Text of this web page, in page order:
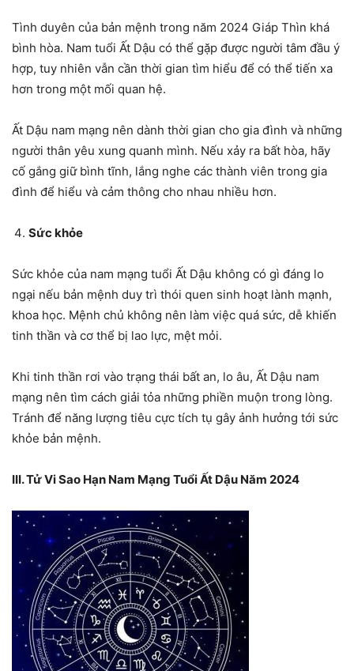
Tình duyên của bản mệnh trong năm 2024 Giáp Thìn khá
bình hòa. Nam tuổi Ất Dậu có thể gặp được người tâm đầu ý
hợp, tuy nhiên vẫn cần thời gian tìm hiểu để có thể tiến xa
hơn trong một mối quan hệ.
Ất Dậu nam mạng nên dành thời gian cho gia đình và những
người thân yêu xung quanh mình. Nếu xảy ra bất hòa, hãy
cố gắng giữ bình tĩnh, lắng nghe các thành viên trong gia
đình để hiểu và cảm thông cho nhau nhiều hơn.
Sức khỏe
Sức khỏe của nam mạng tuổi Ất Dậu không có gì đáng lo
ngại nếu bản mệnh duy trì thói quen sinh hoạt lành mạnh,
khoa học. Mệnh chủ không nên làm việc quá sức, dễ khiến
tinh thần và cơ thể bị lao lực, mệt mỏi.
Khi tinh thần rơi vào trạng thái bất an, lo âu, Ất Dậu nam
mạng nên tìm cách giải tỏa những phiền muộn trong lòng.
Tránh để năng lượng tiêu cực tích tụ gây ảnh hưởng tới sức
khỏe bản mệnh.
III. Tử Vi Sao Hạn Nam Mạng Tuổi Ất Dậu Năm 2024